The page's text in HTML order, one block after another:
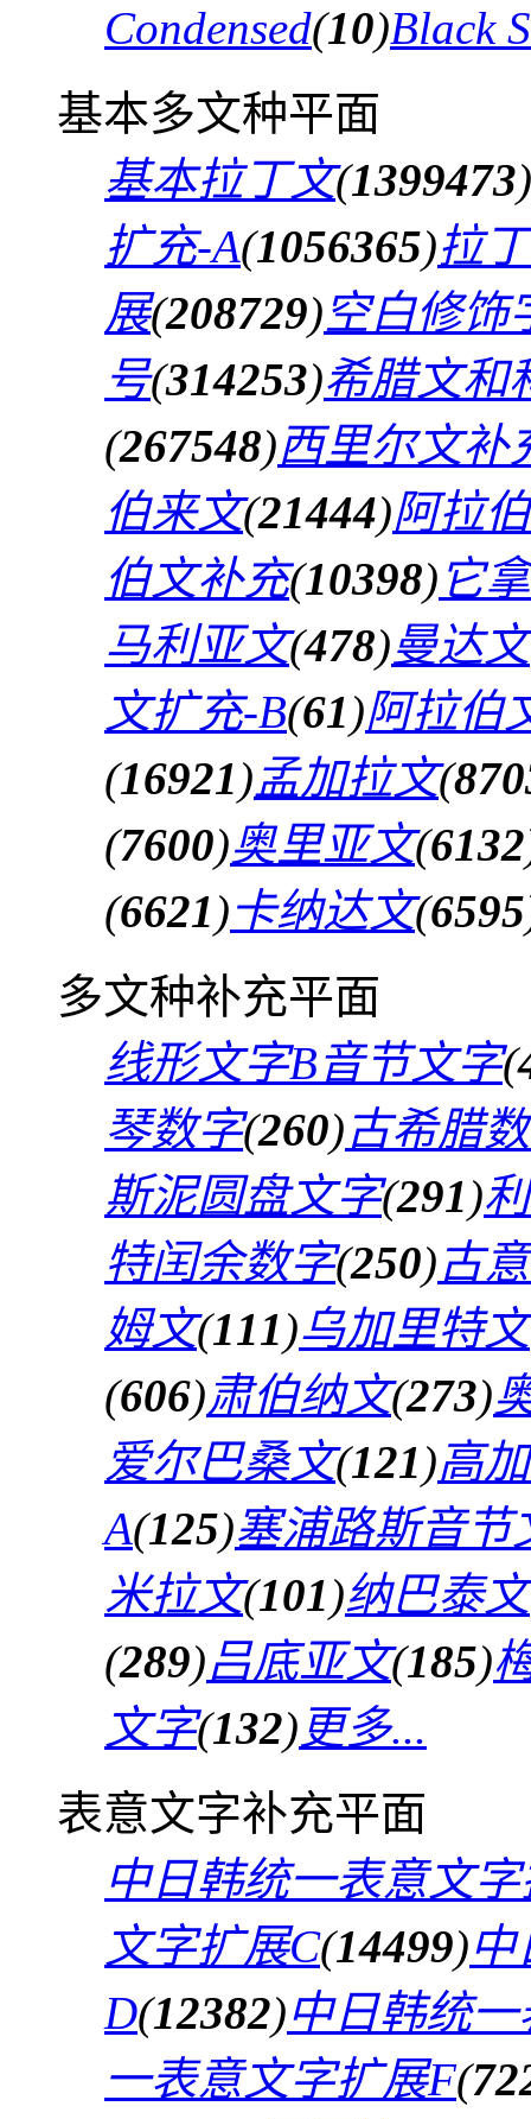
Condensed(10)Black
基本多文种平面
基本拉丁文(1399473)
扩充-A(1056365)拉
展(208729)空白修饰
号(314253)希腊文和
(267548)西里尔文补
伯来文(21444)阿拉
伯文补充(10398) 它
马利亚文(478)曼达文
文扩充-B(61)阿拉伯
(16921)孟加拉文(
(7600)奥里亚文(6132
(6621)卡纳达文(6595
多文种补充平面
线形文字B音节文字(
琴数字(260)古希腊
斯泥圆盘文字(291)
特闰余数字(250)古
姆文(111)乌加里特文
(606)肃伯纳文(273)
爱尔巴桑文(121)高
A(125)塞浦路斯音节
米拉文(101)纳巴泰文
(289)吕底亚文(185)
文字(132) 更多...
表意文字补充平面
中日韩统一表意文
文字扩展C(14499)
D(12382)中日韩统
一表意文字扩展F(